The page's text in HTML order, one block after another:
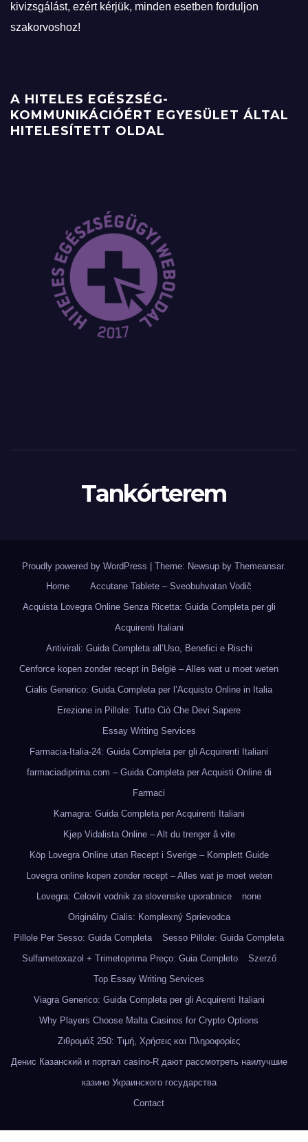
kivizsgálást, ezért kérjük, minden esetben forduljon
szakorvoshoz!
A HITELES EGÉSZSÉG-
KOMMUNIKÁCIÓÉRT EGYESÜLET ÁLTAL
HITELESÍTETT OLDAL
Tankórterem
Proudly powered by WordPress Theme: Newsup by Themeansar.
Home
Accutane Tablete – Sveobuhvatan Vodič
Acquista Lovegra Online Senza Ricetta: Guida Completa per gli
Acquirenti Italiani
Antivirali: Guida Completa all’Uso, Benefici e Rischi
Cenforce kopen zonder recept in België – Alles wat u moet weten
Cialis Generico: Guida Completa per l’Acquisto Online in Italia
Erezione in Pillole: Tutto Ciò Che Devi Sapere
Essay Writing Services
Farmacia-Italia-24: Guida Completa per gli Acquirenti Italiani
farmaciadiprima.com – Guida Completa per Acquisti Online di
Farmaci
Kamagra: Guida Completa per Acquirenti Italiani
Kjøp Vidalista Online – Alt du trenger å vite
Köp Lovegra Online utan Recept i Sverige – Komplett Guide
Lovegra online kopen zonder recept – Alles wat je moet weten
Lovegra: Celovit vodnik za slovenske uporabnice
none
Originálny Cialis: Komplexný Sprievodca
Pillole Per Sesso: Guida Completa
Sesso Pillole: Guida Completa
Sulfametoxazol + Trimetoprima Preço: Guia Completo
Szerző
Top Essay Writing Services
Viagra Generico: Guida Completa per gli Acquirenti Italiani
Why Players Choose Malta Casinos for Crypto Options
Ζιθρομάξ 250: Τιμή, Χρήσεις και Πληροφορίες
Денис Казанский и портал casino-R дают рассмотреть наилучшие
казино Украинского государства
Contact